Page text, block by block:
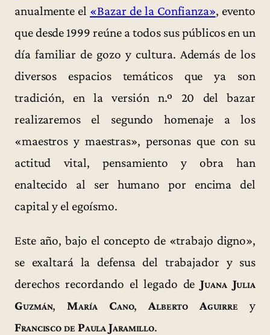
anualmente el «Bazar de la Confianza», evento
que desde 1999 reúne a todos sus públicos en un
día familiar de gozo y cultura. Además de los
diversos espacios temáticos que ya son
tradición, en la versión n.º 20 del bazar
realizaremos el segundo homenaje a los
«maestros y maestras», personas que con su
actitud vital, pensamiento y obra han
enaltecido al ser humano por encima del
capital y el egoísmo.
Este año, bajo el concepto de «trabajo digno»,
se exaltará la defensa del trabajador y sus
derechos recordando el legado deJuana Julia
Guzmán,María Cano,Alberto Aguirre y
Francisco de Paula Jaramillo.